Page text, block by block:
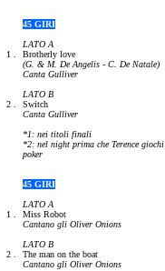
1 .
2 .
1 .
2 .
45 GIRI
LATO A
Brotherly love
(G. & M. De Angelis - C. De Natale)
Canta Gulliver
LATO B
Switch
Canta Gulliver
*1: nei titoli finali
*2: nel night prima che Terence
poker
45 GIRI
LATO A
Miss Robot
Cantano gli Oliver Onions
LATO B
The man on the boat
Cantano gli Oliver Onions